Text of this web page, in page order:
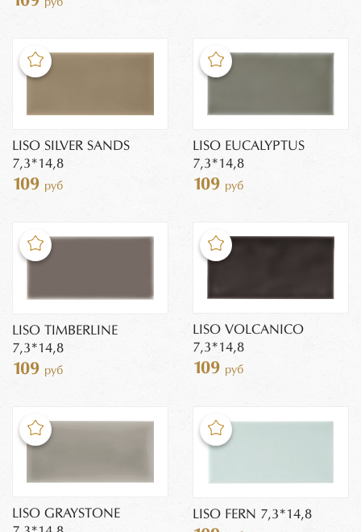
руб
LISO SILVER SANDS
7,3*14,8
109 руб
LISO EUCALYPTUS
7,3*14,8
109 руб
LISO TIMBERLINE
7,3*14,8
109 руб
LISO VOLCANICO
7,3*14,8
109 руб
LISO GRAYSTONE
LISO FERN 7,3*14,8